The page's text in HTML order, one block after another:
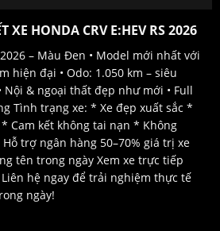
XE HONDA CRV E:HEV RS 2026
2026 – Màu Đen • Model mới nhất với
hiện đại • Odo: 1.050 km – siêu
Nội & ngoại thất đẹp như mới • Full
Tình trạng xe: * Xe đẹp xuất sắc *
Cam kết không tai nạn * Không
trợ ngân hàng 50–70% giá trị xe
tên trong ngày Xem xe trực tiếp
Liên hệ ngay để trải nghiệm thực tế
ngày!